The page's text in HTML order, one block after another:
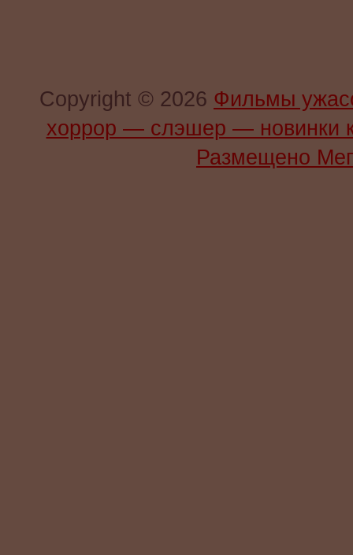
Copyright © 2026 Фильмы
хоррор — слэшер —
Размещено